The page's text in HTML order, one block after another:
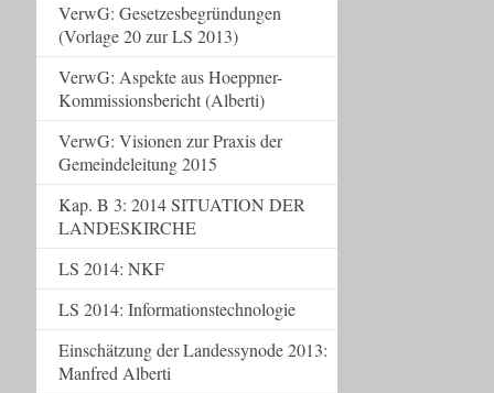
VerwG: Gesetzesbegründungen
(Vorlage 20 zur LS 2013)
VerwG: Aspekte aus Hoeppner-
Kommissionsbericht (Alberti)
VerwG: Visionen zur Praxis der
Gemeindeleitung 2015
Kap. B 3: 2014 SITUATION DER
LANDESKIRCHE
LS 2014: NKF
LS 2014: Informationstechnologie
Einschätzung der Landessynode 2013:
Manfred Alberti